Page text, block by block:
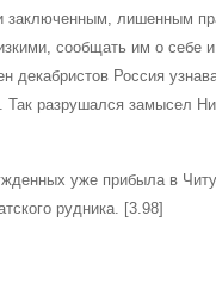
заключенным, лишенным
сообщать им о себе
декабристов Россия
Так разрушался замысел
уже прибыла в
рудника. [3.98]